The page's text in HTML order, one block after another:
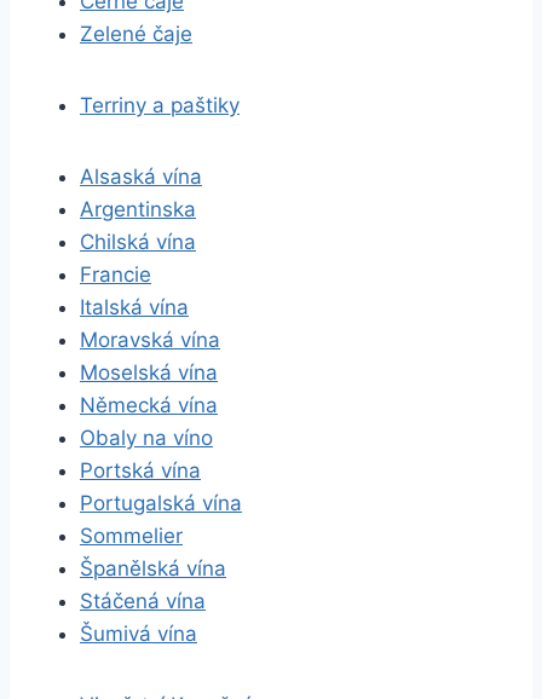
Zelené čaje
Terriny a paštiky
Alsaská vína
Argentinska
Chilská vína
Francie
Italská vína
Moravská vína
Moselská vína
Německá vína
Obaly na víno
Portská vína
Portugalská vína
Sommelier
Španělská vína
Stáčená vína
Šumivá vína